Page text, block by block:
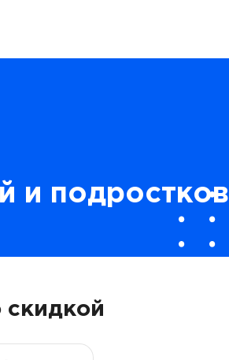
и подростков
скидкой